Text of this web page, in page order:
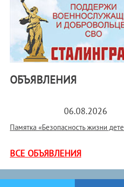
ОБЪЯВЛЕНИЯ
06.08.2026
Памятка «Безопасность жизни
ВСЕ ОБЪЯВЛЕНИЯ